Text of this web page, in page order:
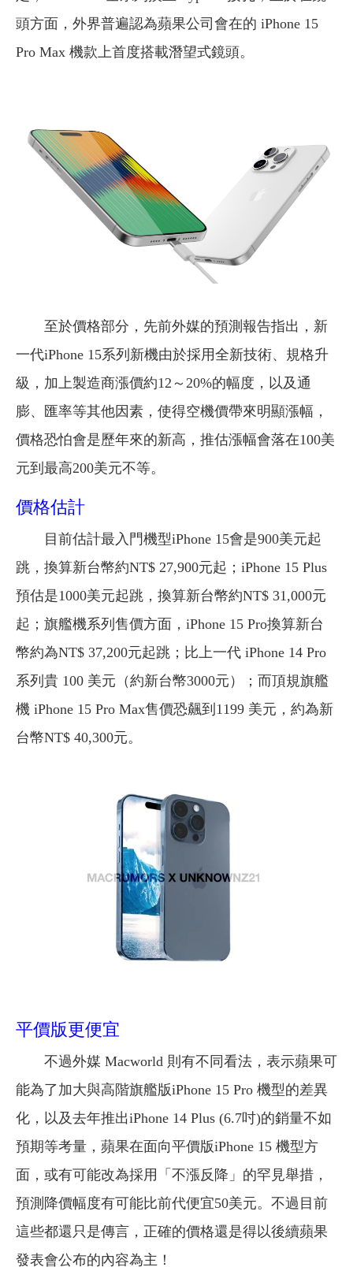
頭方面，外界普遍認為蘋果公司會在的 iPhone 15
Pro Max 機款上首度搭載潛望式鏡頭。
至於價格部分，先前外媒的預測報告指出，新
一代iPhone 15系列新機由於採用全新技術、規格升
級，加上製造商漲價約12～20%的幅度，以及通
膨、匯率等其他因素，使得空機價帶來明顯漲幅，
價格恐怕會是歷年來的新高，推估漲幅會落在100美
元到最高200美元不等。
價格估計
目前估計最入門機型iPhone 15會是900美元起
跳，換算新台幣約NT$ 27,900元起；iPhone 15 Plus
預估是1000美元起跳，換算新台幣約NT$ 31,000元
起；旗艦機系列售價方面，iPhone 15 Pro換算新台
幣約為NT$ 37,200元起跳；比上一代 iPhone 14 Pro
系列貴 100 美元（約新台幣3000元）；而頂規旗艦
機 iPhone 15 Pro Max售價恐飆到1199 美元，約為新
台幣NT$ 40,300元。
平價版更便宜
不過外媒 Macworld 則有不同看法，表示蘋果可
能為了加大與高階旗艦版iPhone 15 Pro 機型的差異
化，以及去年推出iPhone 14 Plus (6.7吋)的銷量不如
預期等考量，蘋果在面向平價版iPhone 15 機型方
面，或有可能改為採用「不漲反降」的罕見舉措，
預測降價幅度有可能比前代便宜50美元。不過目前
這些都還只是傳言，正確的價格還是得以後續蘋果
發表會公布的內容為主！